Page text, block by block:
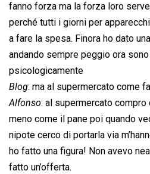
fanno forza ma la forza loro
perché tutti i giorni per
a fare la spesa. Finora ho dato
andando sempre peggio ora
psicologicamente
Blog: ma al supermercato come
Alfonso: al supermercato
meno come il pane poi quando
nipote cerco di portarla via
ho fatto una figura! Non avevo
fatto un’offerta.